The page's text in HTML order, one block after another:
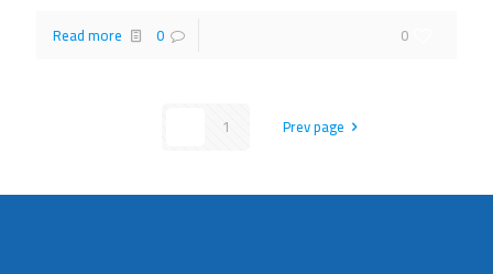
0
0
Read more
Prev page
1